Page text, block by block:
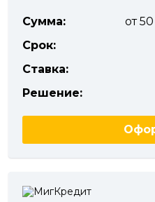
Сумма:
от
Срок:
Ставка:
Решение: